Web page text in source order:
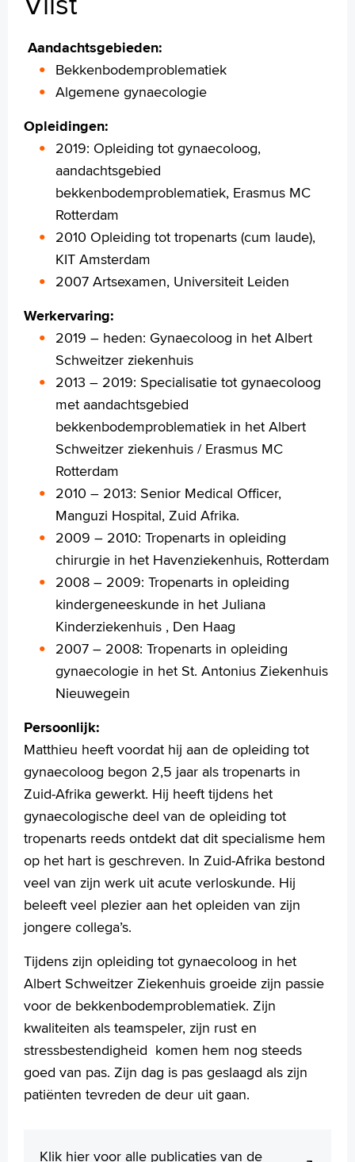
Contact
MijnASz
Verwijzers
Wetenschappelijk onderzoek
Tekstgrootte A+
Voorleesfunctie
Language
English
Français
Polski
Türkçe
Arabisch
Aandachtsgebieden:
Bekkenbodemproblematiek
Algemene gynaecologie
Opleidingen:
2019: Opleiding tot gynaecoloog,
aandachtsgebied
bekkenbodemproblematiek, Erasmus MC
Rotterdam
2010 Opleiding tot tropenarts (cum laude),
KIT Amsterdam
2007 Artsexamen, Universiteit Leiden
Werkervaring:
2019 – heden: Gynaecoloog in het Albert
Schweitzer ziekenhuis
2013 – 2019: Specialisatie tot gynaecoloog
met aandachtsgebied
bekkenbodemproblematiek in het Albert
Schweitzer ziekenhuis / Erasmus MC
Rotterdam
2010 – 2013: Senior Medical Officer,
Manguzi Hospital, Zuid Afrika.
2009 – 2010: Tropenarts in opleiding
chirurgie in het Havenziekenhuis, Rotterdam
2008 – 2009: Tropenarts in opleiding
kindergeneeskunde in het Juliana
Kinderziekenhuis , Den Haag
2007 – 2008: Tropenarts in opleiding
gynaecologie in het St. Antonius Ziekenhuis
Nieuwegein
Persoonlijk:
Matthieu heeft voordat hij aan de opleiding tot
gynaecoloog begon 2,5 jaar als tropenarts in
Zuid-Afrika gewerkt. Hij heeft tijdens het
gynaecologische deel van de opleiding tot
tropenarts reeds ontdekt dat dit specialisme hem
op het hart is geschreven. In Zuid-Afrika bestond
veel van zijn werk uit acute verloskunde. Hij
beleeft veel plezier aan het opleiden van zijn
jongere collega’s.
Tijdens zijn opleiding tot gynaecoloog in het
Albert Schweitzer Ziekenhuis groeide zijn passie
voor de bekkenbodemproblematiek. Zijn
kwaliteiten als teamspeler, zijn rust en
stressbestendigheid komen hem nog steeds
goed van pas. Zijn dag is pas geslaagd als zijn
patiënten tevreden de deur uit gaan.
Klik hier voor alle publicaties van de